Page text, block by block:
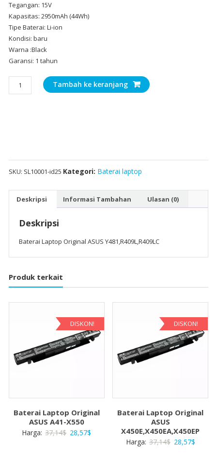
Tegangan: 15V
Kapasitas: 2950mAh (44Wh)
Tipe Baterai: Li-ion
Kondisi: baru
Warna :Black
Garansi: 1 tahun
Kuantitas
Baterai
Tambah ke keranjang
SKU: SL10001-id25 Kategori: Baterai laptop
Deskripsi Informasi Tambahan Ulasan (0)
Deskripsi
Baterai Laptop Original ASUS Y481,R409L,R409LC
Produk terkait
DISKON!
Baterai Laptop Original
ASUS A41-X550
Harga: 37,14$ Harga
28,57$
DISKON!
Baterai Laptop Original
ASUS
X450E,X450EA,X450EP
Harga: 37,14$ Harga
28,57$Harga